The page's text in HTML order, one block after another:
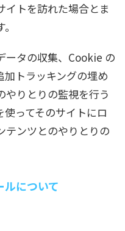
イトを訪れた場合とま
ータの収集、Cookie の
トラッキングの埋め
やりとりの監視を行う
ってそのサイトにロ
テンツとのやりとりの
ルについて